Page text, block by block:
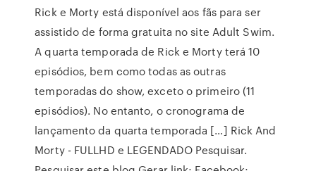
Rick e Morty está disponível aos fãs para ser
assistido de forma gratuita no site Adult Swim.
A quarta temporada de Rick e Morty terá 10
episódios, bem como todas as outras
temporadas do show, exceto o primeiro (11
episódios). No entanto, o cronograma de
lançamento da quarta temporada […] Rick And
Morty - FULLHD e LEGENDADO Pesquisar.